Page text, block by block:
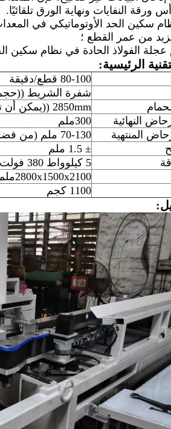
سكين الحد الأوتوماتيكي في
من عمر القطع ؛
الرئيسية:
80-100 قطع/دقيقة
شفرة الشريط ((حجم
2850mm ((يمكن أن تصنع وفقا لطلب العميل)
النهائية
300ملم
المنتهية
70-130 ملم (من فضلك اشير إلى حجم آخر)
± 1.5 ملم
5 كيلوواط 380 فولت 50H 3 مرحلة 4 خط
2800x1500x2100ملم
1100 كجم